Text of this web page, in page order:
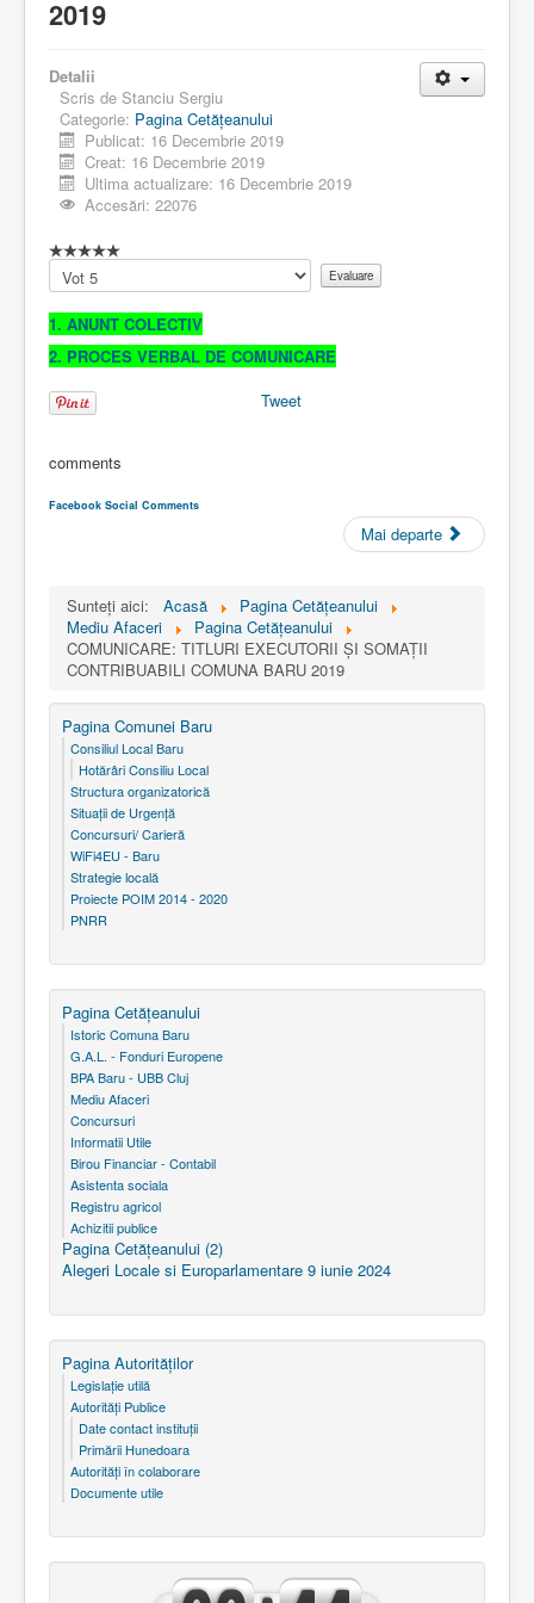
2019
Detalii
Scris de Stanciu Sergiu
Categorie: Pagina Cetăţeanului
Publicat: 16 Decembrie 2019
Creat: 16 Decembrie 2019
Ultima actualizare: 16 Decembrie 2019
Accesări: 22076
Vă
rugăm
să
evaluați
1. ANUNT COLECTIV
2. PROCES VERBAL DE COMUNICARE
Tweet
comments
Facebook Social Comments
Mai departe
Sunteți aici: Acasă
Pagina Cetăţeanului
Mediu Afaceri
Pagina Cetăţeanului
COMUNICARE: TITLURI EXECUTORII ȘI SOMAȚII
CONTRIBUABILI COMUNA BARU 2019
Pagina Comunei Baru
Consiliul Local Baru
Hotărâri Consiliu Local
Structura organizatorică
Situaţii de Urgenţă
Concursuri/ Carieră
WiFi4EU - Baru
Strategie locală
Proiecte POIM 2014 - 2020
PNRR
Pagina Cetăţeanului
Istoric Comuna Baru
G.A.L. - Fonduri Europene
BPA Baru - UBB Cluj
Mediu Afaceri
Concursuri
Informatii Utile
Birou Financiar - Contabil
Asistenta sociala
Registru agricol
Achizitii publice
Pagina Cetăţeanului (2)
Alegeri Locale si Europarlamentare 9 iunie 2024
Pagina Autorităţilor
Legislaţie utilă
Autorităţi Publice
Date contact instituţii
Primării Hunedoara
Autorităţi în colaborare
Documente utile